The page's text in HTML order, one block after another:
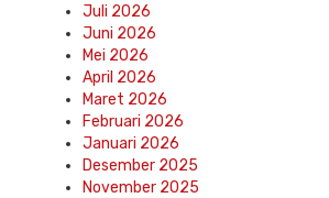
Juli 2026
Juni 2026
Mei 2026
April 2026
Maret 2026
Februari 2026
Januari 2026
Desember 2025
November 2025